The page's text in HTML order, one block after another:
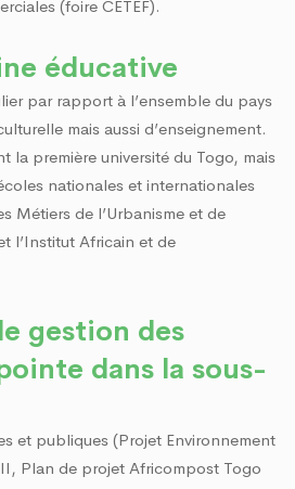
(foire CETEF).
éducative
par rapport à l’ensemble du pays
mais aussi d’enseignement.
la première université du Togo, mais
nationales et internationales
Métiers de l’Urbanisme et de
l’Institut Africain et de
gestion des
dans la sous-
et publiques (Projet Environnement
Plan de projet Africompost Togo